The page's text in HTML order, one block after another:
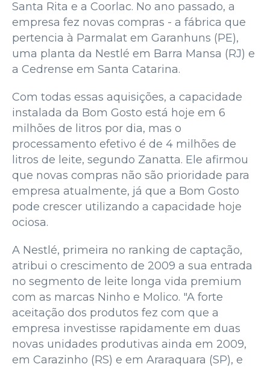
Santa Rita e a Coorlac. No ano passado, a
empresa fez novas compras - a fábrica que
pertencia à Parmalat em Garanhuns (PE),
uma planta da Nestlé em Barra Mansa (RJ) e
a Cedrense em Santa Catarina.
Com todas essas aquisições, a capacidade
instalada da Bom Gosto está hoje em 6
milhões de litros por dia, mas o
processamento efetivo é de 4 milhões de
litros de leite, segundo Zanatta. Ele afirmou
que novas compras não são prioridade para
empresa atualmente, já que a Bom Gosto
pode crescer utilizando a capacidade hoje
ociosa.
A Nestlé, primeira no ranking de captação,
atribui o crescimento de 2009 a sua entrada
no segmento de leite longa vida premium
com as marcas Ninho e Molico. "A forte
aceitação dos produtos fez com que a
empresa investisse rapidamente em duas
novas unidades produtivas ainda em 2009,
em Carazinho (RS) e em Araraquara (SP), e